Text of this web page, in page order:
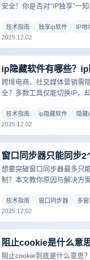
安全！你是否对“IP独享”一
价值，本文解析其意义并推
技术指南 独享ip软件
IP地
2025.12.02
跨境电商、社交媒体营销需
全？多数工具仅能切换IP，
与指纹防护，彻底解决多账
全高效。
技术指南 ip隐藏软件
隐藏
2025.12.02
窗口同步器只能同步
想要突破窗口同步器最多只
制？本文教你原因与解决方
多开浏览器更高效、安全、
技术指南 窗口同步器
多
2025.12.02
阻止cookie到底是什么意思